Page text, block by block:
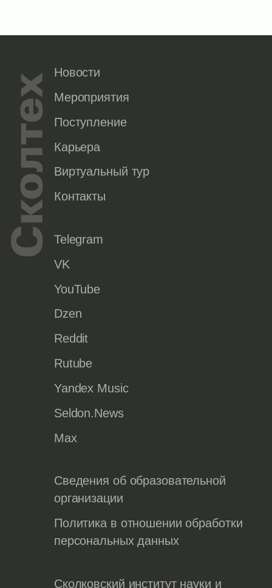
Новости
Мероприятия
Поступление
Карьера
Виртуальный тур
Контакты
Telegram
VK
YouTube
Dzen
Reddit
Rutube
Yandex Music
Seldon.News
Max
Сведения об образовательной
организации
Политика в отношении обработки
персональных данных
Сколковский институт науки и